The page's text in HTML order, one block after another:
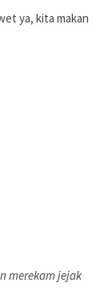
ya, kita makan
merekam jejak